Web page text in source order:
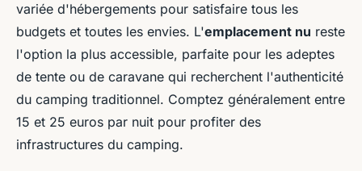
variée d'hébergements pour satisfaire tous les
budgets et toutes les envies. L'emplacement nu reste
l'option la plus accessible, parfaite pour les adeptes
de tente ou de caravane qui recherchent l'authenticité
du camping traditionnel. Comptez généralement entre
15 et 25 euros par nuit pour profiter des
infrastructures du camping.